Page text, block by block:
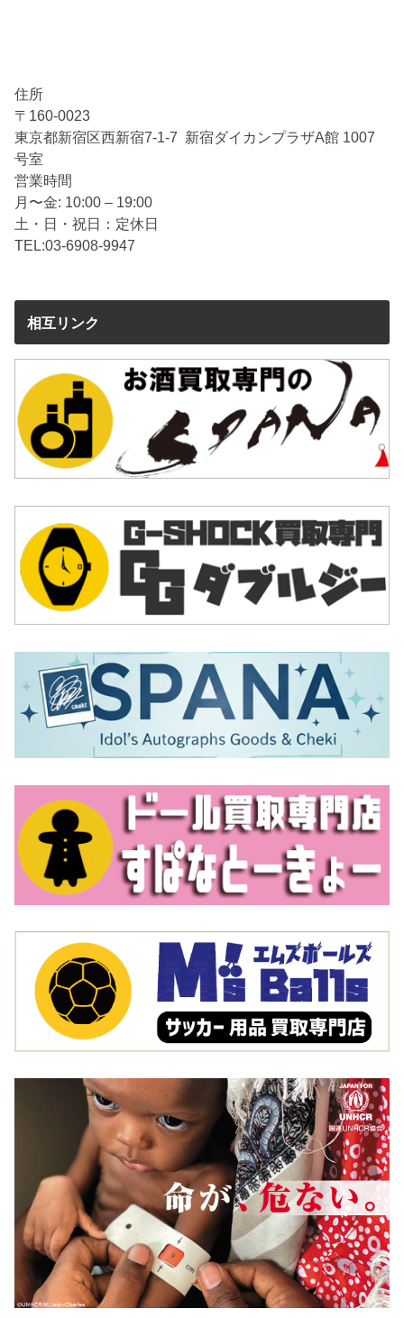
ッカーユニフォームには、海外製のニセモノやコピー品
なども混じるため、査定しても買取ができないケースが
あるのです。買取が可能なサッカーユニフォームは、正
規のルートで流通していた製品のみ。もちろん、古いユ
ニフォームも含まれます。以下に買取可能なユニフォー
ムについて紹介しているので、心当たりがあるような
ら、ぜひ押入やタンスの中を探してみてください。
オーセンティックは「本物」という意味ですが、ここで
いう本物は、プロサッカーチームが選手のために支給す
る試合用のユニフォームと同一、もしくは試合用ユニフ
ォームを一般向けに若干カスタマイズしたユニフォーム
のことです。試合用なので、選手が力を極限まで発揮で
きるよう、非常に高度な作りになっています。新品で購
入する場合、数万円することもめずらしくありません。
レプリカ
ノとは異なります。プロサッカーチームから正規ルート
で販売されている一般ファン向けのユニフォームです。
しかしレプリカは、オーセンティックとは異なり試合用
ではないので、機能性は特に重視されていません。ファ
ンがひいきのチームの応援や、日頃のファッションとし
て着用することが多いユニフォームと考えればいいでし
ょう。新品の価格も安く、オーセンティック半分程度で
す。
海外で作られたコピー品やニセモノのユニフォームも日
本に流通しています。最近はニセモノといえどもクオリ
ティが上がってきており、なかなか見極めが難しくなっ
わかった場合は、買取は不可能なのでご了承ください。
選手に実際に支給されたユニフォーム
選手に実際に支給されたユニフォームも買取の対象で
す。トレーニング用など、選手支給のユニフォームには
機能性が重視された作りになっているということです。
もちろん、このようなユニフォームが一般に出回ること
はまれですので、もしもこれをお持ちの場合は、高額査
定が期待できます。
有名選手のユニフォーム
スティアーノ・ロナウドやメッシが今の時代のスーパー
スターなら、ジーコやマラドーナ、ロナウジーニョなど
は過去のスーパースターです。彼らのような伝説的なス
ター選手だけではなく、活躍した有名選手のユニフォー
ムなら、高額査定になる可能性は非常に高いでしょう。
選手のサイン入りユニフォーム
選手のサインが入ったユニフォームはレアなため、高額
査定になる可能性があります。もしもこのようなユニフ
ォームをお持ちなら、ぜひ査定に出してみましょう。有
住所
〒160-0023
東京都新宿区西新宿7-1-7 新宿ダイカンプラザA館 1007
号室
営業時間
月〜金: 10:00 – 19:00
土・日・祝日：定休日
TEL:03-6908-9947
相互リンク